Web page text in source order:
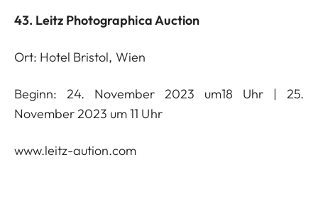
43. Leitz Photographica Auction
Ort: Hotel Bristol, Wien
Beginn: 24. November 2023 um18 Uhr | 25.
November 2023 um 11 Uhr
www.leitz-aution.com